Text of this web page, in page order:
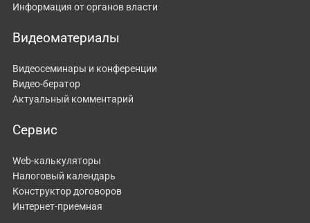
Информация от органов власти
Видеоматериалы
Видеосеминары и конференции
Видео-бератор
Актуальный комментарий
Сервис
Web-калькуляторы
Налоговый календарь
Конструктор договоров
Интернет-приемная